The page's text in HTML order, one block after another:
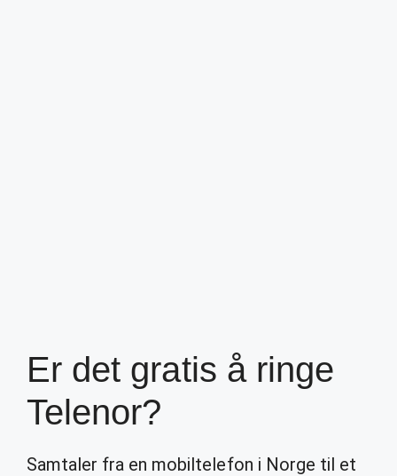
Er det gratis å ringe
Telenor?
Samtaler fra en mobiltelefon i Norge til et